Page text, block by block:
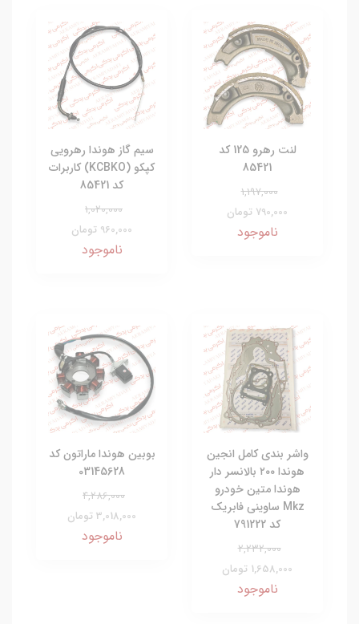
لنت رهرو 125 کد
85421
1,197,000
790,000 تومان
ناموجود
سیم گاز هوندا رهرویی
کپکو (KCBKO) کاربرات
کد 85421
1,020,000
960,000 تومان
ناموجود
واشر بندی کامل انجین
هوندا ۲۰۰ بالانسر دار
هوندا متین خودرو
Mkz ساوینی فابریک
کد 791222
2,232,000
1,658,000 تومان
ناموجود
بوبین هوندا ماراتون کد
03145628
4,286,000
3,018,000 تومان
ناموجود